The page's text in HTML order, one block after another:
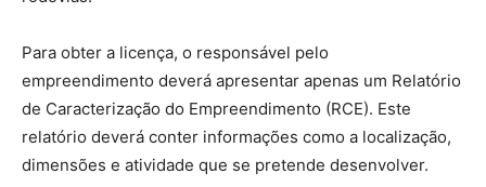
Para obter a licença, o responsável pelo
empreendimento deverá apresentar apenas um Relatório
de Caracterização do Empreendimento (RCE). Este
relatório deverá conter informações como a localização,
dimensões e atividade que se pretende desenvolver.